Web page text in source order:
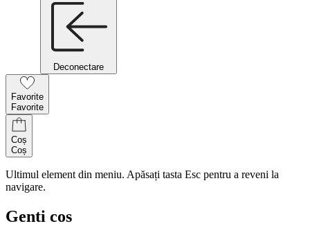
Deconectare
Favorite
Favorite
Coș
Coș
Ultimul element din meniu. Apăsați tasta Esc pentru a reveni la
navigare.
Genti cos